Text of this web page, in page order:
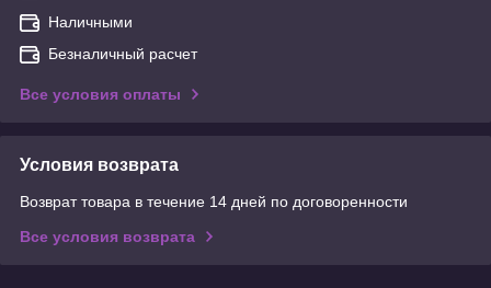
Наличными
Безналичный расчет
Все условия оплаты
Условия возврата
Возврат товара в течение 14 дней по договоренности
Все условия возврата